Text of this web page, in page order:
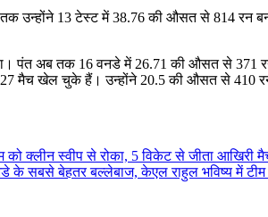
13 टेस्ट में 38.76 की औसत से 814 रन
पंत अब तक 16 वनडे में 26.71 की औसत से
मैच खेल चुके हैं। उन्होंने 20.5 की औसत से 410
को क्लीन स्वीप से रोका, 5 विकेट से जीता आखिरी
के सबसे बेहतर बल्लेबाज, केएल राहुल भविष्य में टीम